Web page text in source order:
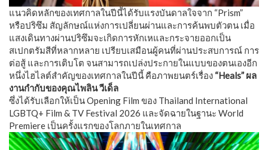
แนวคิดหลักของเทศกาลในปีนี้ได้รับแรงบันดาลใจจาก “Prism”
หรือปริซึม สัญลักษณ์แห่งการเปลี่ยนผ่านและการค้นพบตัวตน เมื่อ
แสงเดินทางผ่านปริซึมจะเกิดการหักเหและกระจายออกเป็น
สเปกตรัมสีที่หลากหลาย เปรียบเสมือนผู้คนที่ผ่านประสบการณ์ การ
ต่อสู้ และการเติบโต จนสามารถเปล่งประกายในแบบของตนเองอีก
หนึ่งไฮไลต์สำคัญของเทศกาลในปีนี้ คือภาพยนตร์เรื่อง “Heals” ผล
งานกำกับของคุณไพลิน วีเด็ล
ซึ่งได้รับเลือกให้เป็น Opening Film ของ Thailand International
LGBTQ+ Film & TV Festival 2026 และจัดฉายในฐานะ World
Premiere เป็นครั้งแรกของโลกภายในเทศกาล